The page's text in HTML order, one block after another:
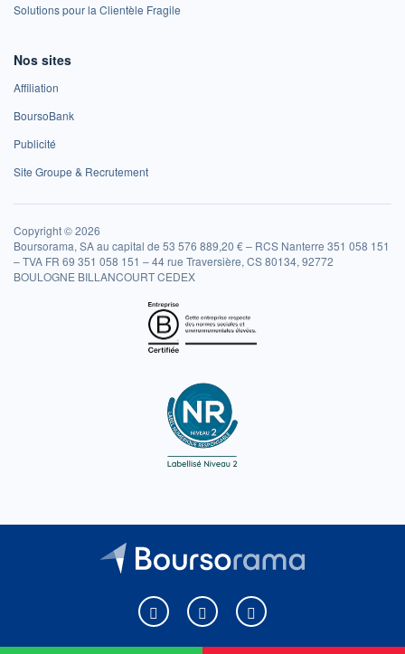
Solutions pour la Clientèle Fragile
Nos sites
Affiliation
BoursoBank
Publicité
Site Groupe & Recrutement
Copyright © 2026
Boursorama, SA au capital de 53 576 889,20 € – RCS Nanterre 351 058 151
– TVA FR 69 351 058 151 – 44 rue Traversière, CS 80134, 92772
BOULOGNE BILLANCOURT CEDEX
Boursorama sur Facebook
Boursorama sur XBoursorama sur